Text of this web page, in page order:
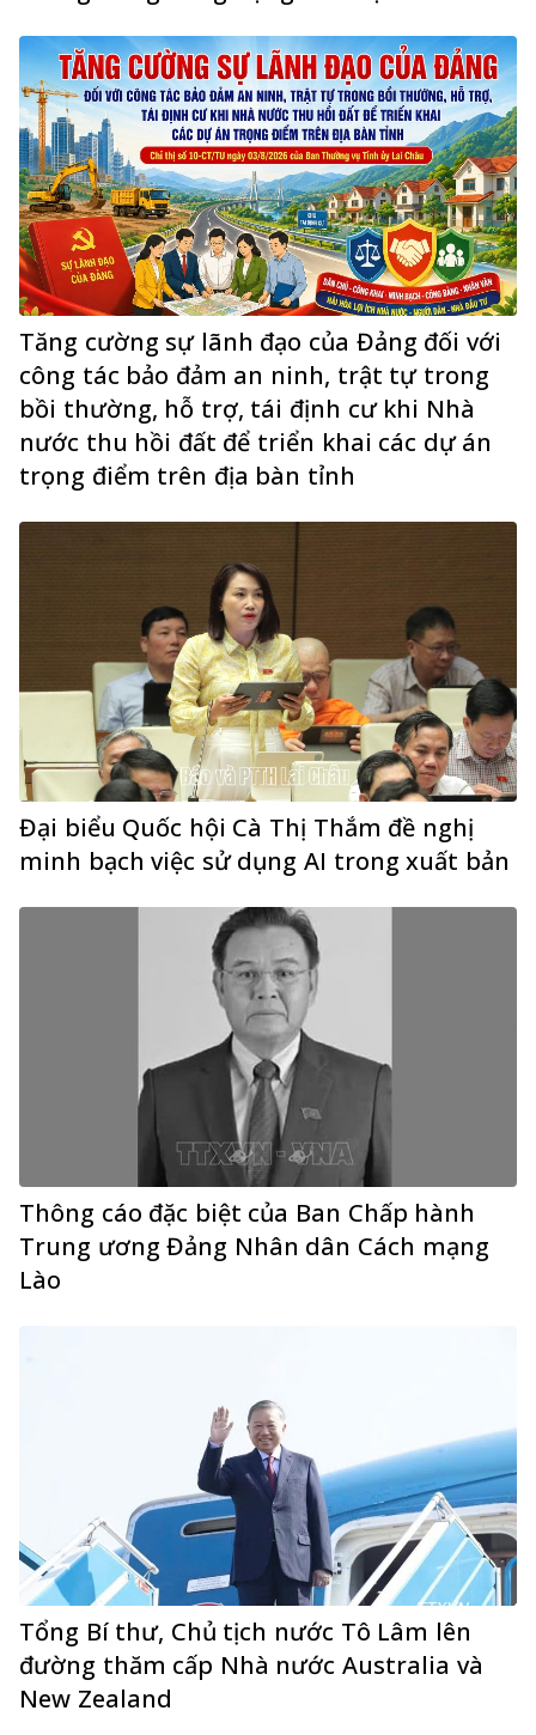
Tăng cường sự lãnh đạo của Đảng đối với
công tác bảo đảm an ninh, trật tự trong
bồi thường, hỗ trợ, tái định cư khi Nhà
nước thu hồi đất để triển khai các dự án
trọng điểm trên địa bàn tỉnh
Đại biểu Quốc hội Cà Thị Thắm đề nghị
minh bạch việc sử dụng AI trong xuất bản
Thông cáo đặc biệt của Ban Chấp hành
Trung ương Đảng Nhân dân Cách mạng
Lào
Tổng Bí thư, Chủ tịch nước Tô Lâm lên
đường thăm cấp Nhà nước Australia và
New Zealand